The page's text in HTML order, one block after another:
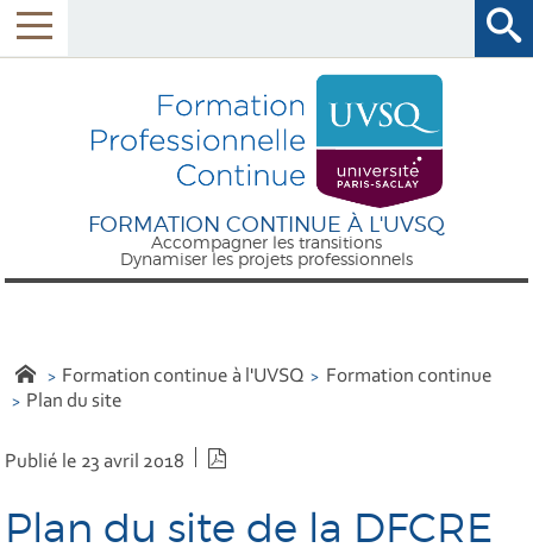
FORMATION CONTINUE À L'UVSQ
Accompagner les transitions
Dynamiser les projets professionnels
Formation continue à l'UVSQ
Formation continue
Plan du site
Publié le 23 avril 2018
Plan du site de la DFCRE